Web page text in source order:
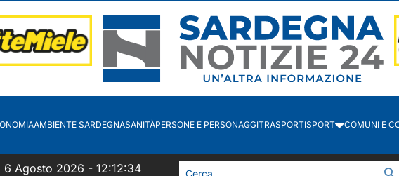
AMBIENTE SARDEGNASANITÀPERSONE E PERSONAGGITRASPORTISPORT COMUNI E
6 Agosto 2026 - 12:12:34